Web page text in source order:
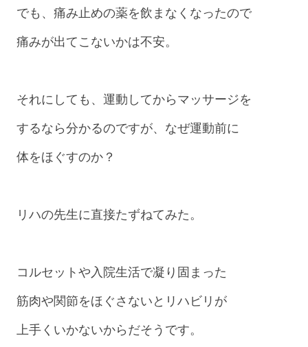
でも、痛み止めの薬を飲まなくなったので
痛みが出てこないかは不安。
それにしても、運動してからマッサージを
するなら分かるのですが、なぜ運動前に
体をほぐすのか？
リハの先生に直接たずねてみた。
コルセットや入院生活で凝り固まった
筋肉や関節をほぐさないとリハビリが
上手くいかないからだそうです。